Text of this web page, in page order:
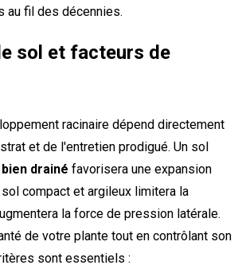
au fil des décennies.
sol et facteurs de
racinaire dépend directement
et de l'entretien prodigué. Un sol
bien drainé favorisera une expansion
compact et argileux limitera la
la force de pression latérale.
de votre plante tout en contrôlant son
sont essentiels :